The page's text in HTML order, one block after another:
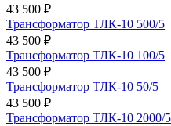
43 500 ₽
Трансформатор ТЛК-10 500/5
43 500 ₽
Трансформатор ТЛК-10 100/5
43 500 ₽
Трансформатор ТЛК-10 50/5
43 500 ₽
Трансформатор ТЛК-10 2000/5